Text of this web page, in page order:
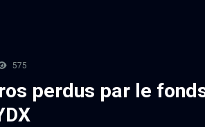
575
perdus par le